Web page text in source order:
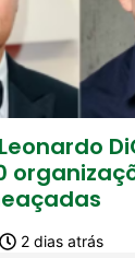
2 dias atrás